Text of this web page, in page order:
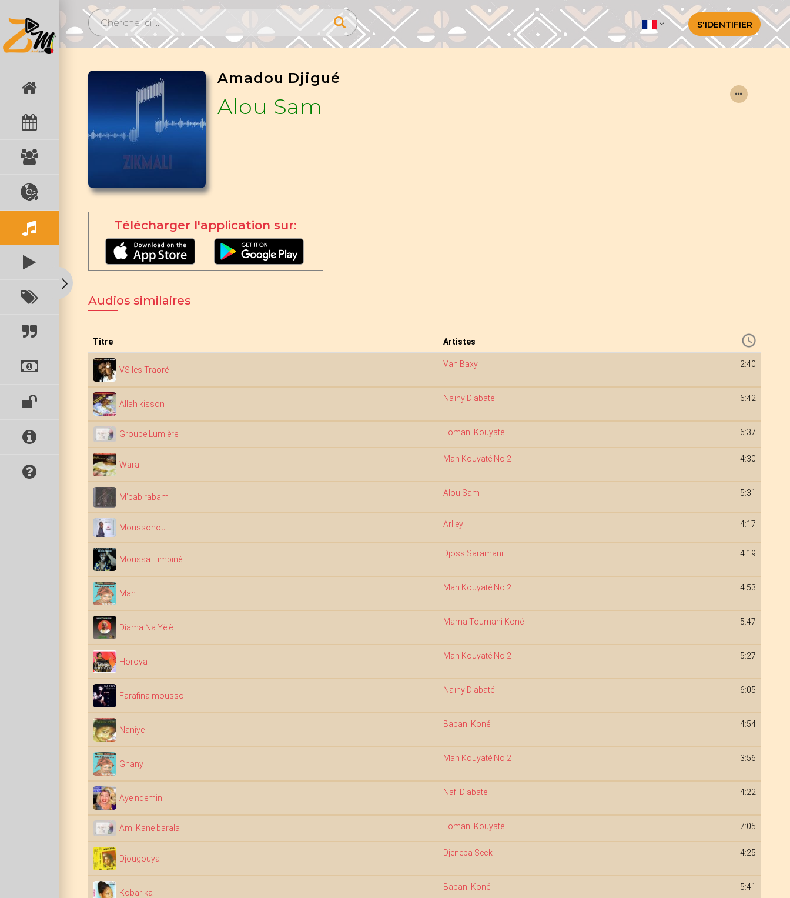
S'IDENTIFIER
Amadou Djigué
Alou Sam
Télécharger l'application sur:
Audios similaires
Titre Artistes
VS les Traoré
Van Baxy 2:40
Allah kisson
Naïny Diabaté 6:42
Groupe Lumière Tomani Kouyaté 6:37
Wara
Mah Kouyaté No 2 4:30
M'babirabam Alou Sam 5:31
Moussohou Arlley 4:17
Moussa Timbiné
Djoss Saramani 4:19
Mah
Mah Kouyaté No 2 4:53
Diama Na Yèlè
Mama Toumani Koné 5:47
Horoya
Mah Kouyaté No 2 5:27
Farafina mousso
Naïny Diabaté 6:05
Naniye
Babani Koné 4:54
Gnany
Mah Kouyaté No 2 3:56
Aye ndemin
Nafi Diabaté 4:22
Ami Kane barala Tomani Kouyaté 7:05
Djougouya
Djeneba Seck 4:25
Kobarika
Babani Koné 5:41